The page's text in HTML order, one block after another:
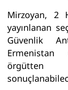
Mirzoyan, 2
yayınlanan
Güvenlik
Ermenistan
örgütten